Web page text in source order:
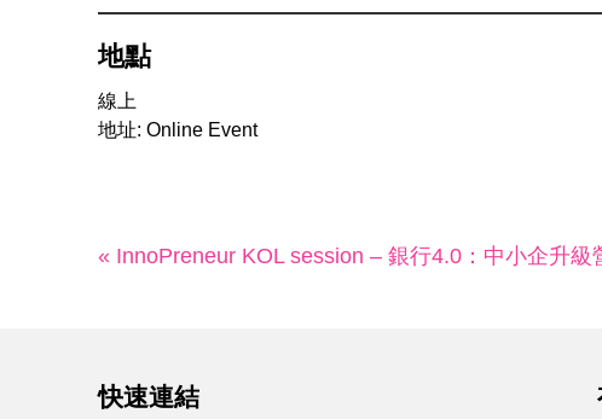
地點
線上
地址: Online Event
« InnoPreneur KOL session – 銀行4.0：中小企升級
快速連結